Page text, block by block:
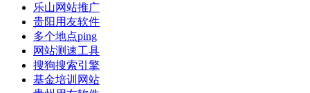
乐山网站推广
贵阳用友软件
多个地点ping
网站测速工具
搜狗搜索引擎
基金培训网站